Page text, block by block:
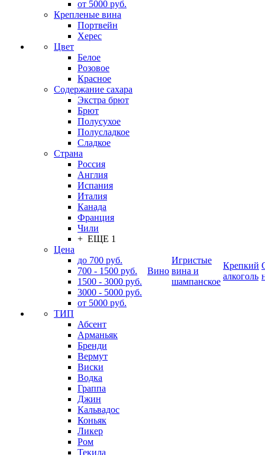
от 5000 руб.
Крепленые вина
Портвейн
Херес
Цвет
Белое
Розовое
Красное
Содержание сахара
Экстра брют
Брют
Полусухое
Полусладкое
Сладкое
Страна
Россия
Англия
Испания
Италия
Канада
Франция
Чили
+ ЕЩЕ 1
Цена
до 700 руб.
700 - 1500 руб.
1500 - 3000 руб.
3000 - 5000 руб.
от 5000 руб.
ТИП
Абсент
Арманьяк
Бренди
Вермут
Виски
Водка
Граппа
Джин
Кальвадос
Коньяк
Ликер
Ром
Текила
Вино
Игристые
вина и
шампанское
Крепкий
алкоголь